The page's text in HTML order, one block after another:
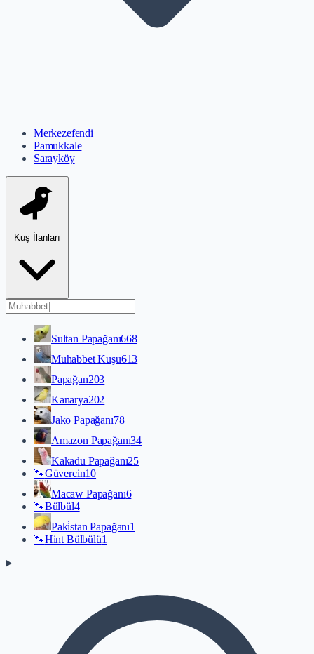
Merkezefendi
Pamukkale
Sarayköy
Kuş İlanları
Sultan Papağanı668
Muhabbet Kuşu613
Papağan203
Kanarya202
Jako Papağanı78
Amazon Papağanı34
Kakadu Papağanı25
🐾Güvercin10
Macaw Papağanı6
🐾Bülbül4
Paki̇stan Papağanı1
🐾Hint Bülbülü1